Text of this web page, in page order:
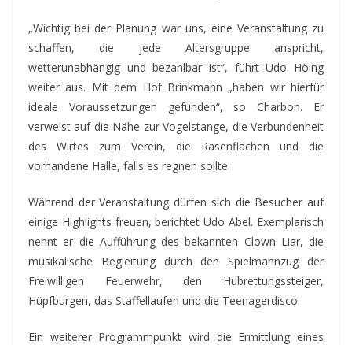
„Wichtig bei der Planung war uns, eine Veranstaltung zu
schaffen, die jede Altersgruppe anspricht,
wetterunabhängig und bezahlbar ist“, führt Udo Höing
weiter aus. Mit dem Hof Brinkmann „haben wir hierfür
ideale Voraussetzungen gefunden“, so Charbon. Er
verweist auf die Nähe zur Vogelstange, die Verbundenheit
des Wirtes zum Verein, die Rasenflächen und die
vorhandene Halle, falls es regnen sollte.
Während der Veranstaltung dürfen sich die Besucher auf
einige Highlights freuen, berichtet Udo Abel. Exemplarisch
nennt er die Aufführung des bekannten Clown Liar, die
musikalische Begleitung durch den Spielmannzug der
Freiwilligen Feuerwehr, den Hubrettungssteiger,
Hüpfburgen, das Staffellaufen und die Teenagerdisco.
Ein weiterer Programmpunkt wird die Ermittlung eines